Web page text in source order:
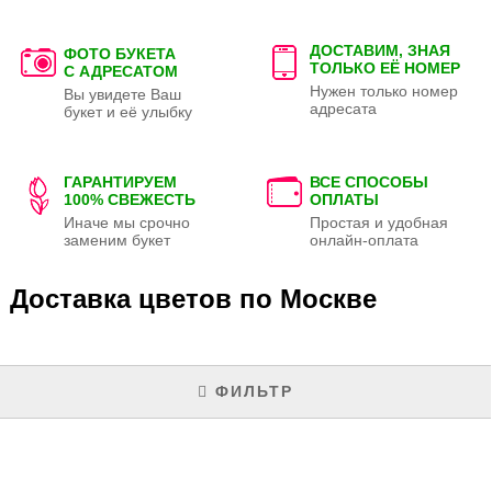
ФОТО БУКЕТА
С АДРЕСАТОМ
Вы увидете Ваш
букет и её улыбку
ДОСТАВИМ, ЗНАЯ
ТОЛЬКО ЕЁ НОМЕР
Нужен только номер
адресата
ГАРАНТИРУЕМ
100% СВЕЖЕСТЬ
Иначе мы срочно
заменим букет
ВСЕ СПОСОБЫ
ОПЛАТЫ
Простая и удобная
онлайн-оплата
Доставка цветов по Москве
ФИЛЬТР